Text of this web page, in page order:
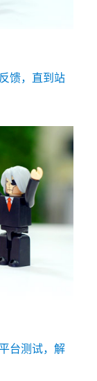
馈，直到站
台测试，解